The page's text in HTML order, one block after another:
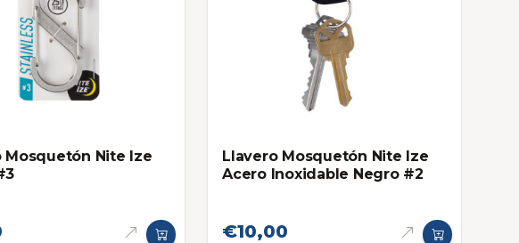
Mosquetón Nite Ize
Llavero Mosquetón Nite Ize
Acero Inoxidable Negro #2
€10,00